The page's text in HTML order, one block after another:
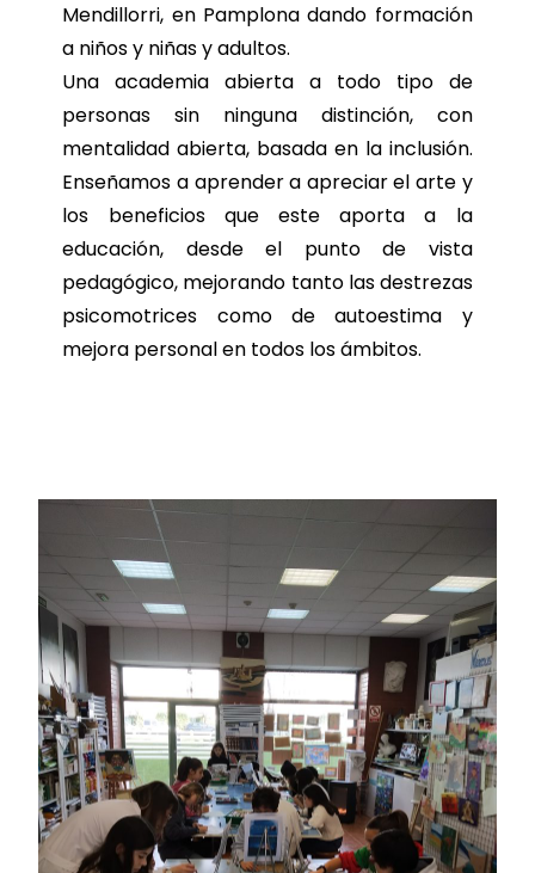
Mendillorri, en Pamplona dando formación
a niños y niñas y adultos.
Una academia abierta a todo tipo de
personas sin ninguna distinción, con
mentalidad abierta, basada en la inclusión.
Enseñamos a aprender a apreciar el arte y
los beneficios que este aporta a la
educación, desde el punto de vista
pedagógico, mejorando tanto las destrezas
psicomotrices como de autoestima y
mejora personal en todos los ámbitos.